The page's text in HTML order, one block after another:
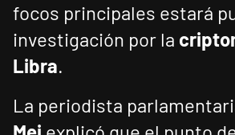
focos principales estará
investigación por la
Libra.
La periodista